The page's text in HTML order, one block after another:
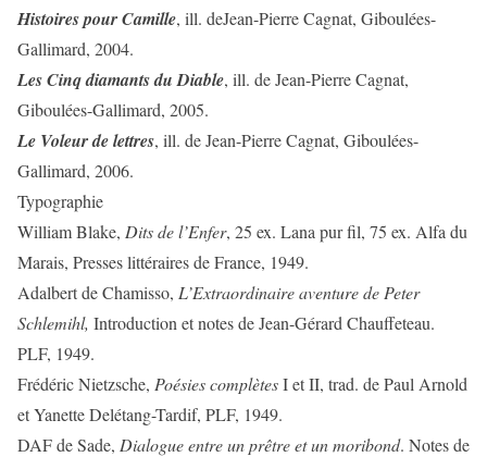
Histoires pour Camille, ill. deJean-Pierre Cagnat, Giboulées-
Gallimard, 2004.
Les Cinq diamants du Diable, ill. de Jean-Pierre Cagnat,
Giboulées-Gallimard, 2005.
Le Voleur de lettres, ill. de Jean-Pierre Cagnat, Giboulées-
Gallimard, 2006.
Typographie
William Blake, Dits de l’Enfer, 25 ex. Lana pur fil, 75 ex. Alfa du
Marais, Presses littéraires de France, 1949.
Adalbert de Chamisso, L’Extraordinaire aventure de Peter
Schlemihl, Introduction et notes de Jean-Gérard Chauffeteau.
PLF, 1949.
Frédéric Nietzsche, Poésies complètesI et II, trad. de Paul Arnold
et Yanette Delétang-Tardif, PLF, 1949.
DAF de Sade, Dialogue entre un prêtre et un moribond. Notes de